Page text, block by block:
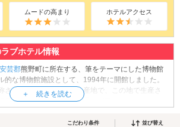
ムードの高まり ホテルアクセス
ブホテル情報
安芸郡熊野町に所在する、筆をテーマにした博物館
的な博物館施設として、1994年に開館しました。
される日本最大級の筆の産地で、この地で生産さ
産業大臣指定伝統的工芸品に指定されています。
内の「アートスクウェア教室」では、水彩画、書
こだわり条件 並び替え